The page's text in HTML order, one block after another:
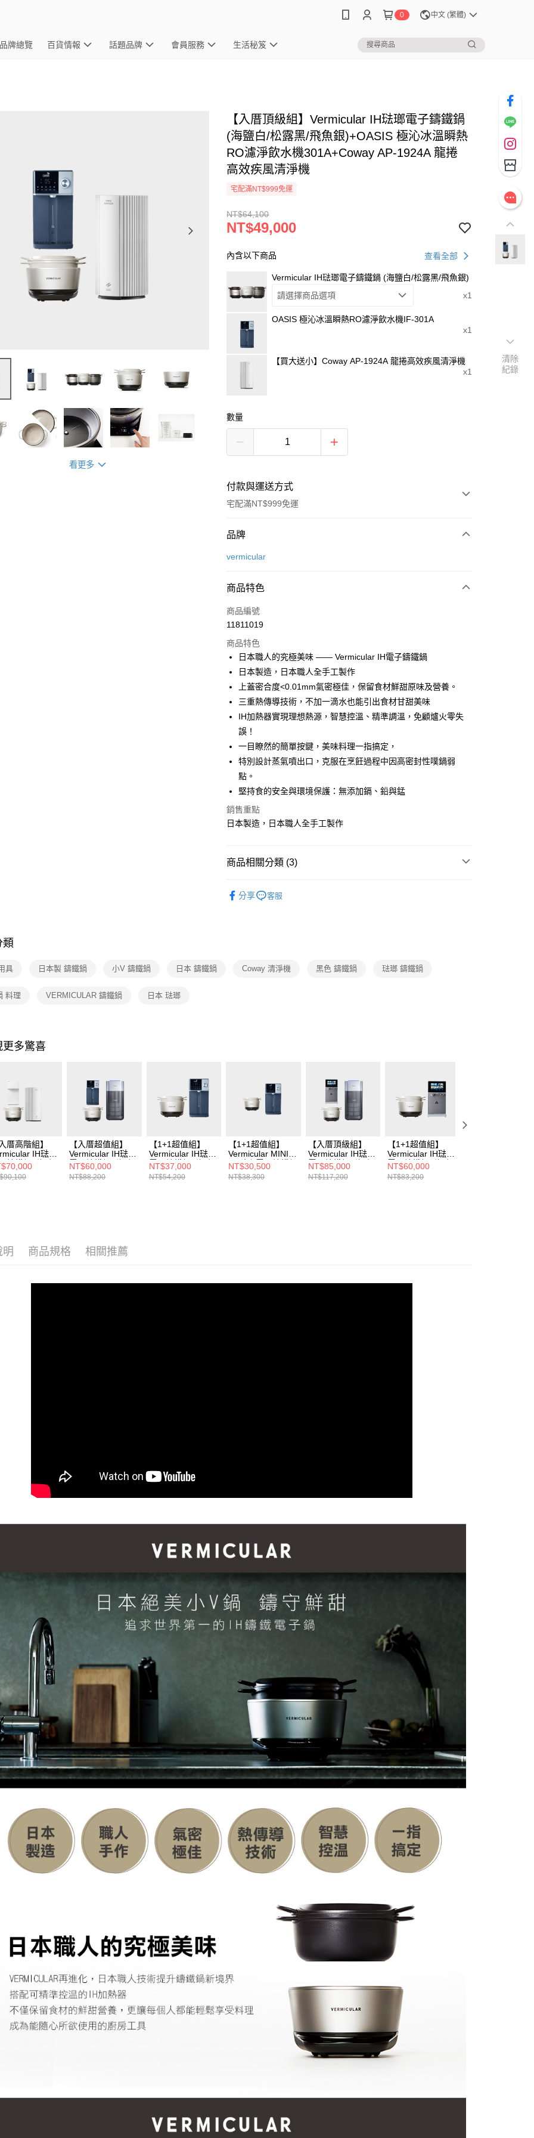
0 中文 (繁體)
品牌總覽 百貨情報 話題品牌 會員服務 生活秘笈
看更多
【入厝頂級組】Vermicular IH琺瑯電子鑄鐵鍋
(海鹽白/松露黑/飛魚銀)+OASIS 極沁冰溫瞬熱
RO濾淨飲水機301A+Coway AP-1924A 龍捲
高效疾風清淨機
宅配滿NT$999免運
NT$64,100
NT$49,000
內含以下商品 查看全部
Vermicular IH琺瑯電子鑄鐵鍋 (海鹽白/松露黑/飛魚銀)
請選擇商品選項
x1
OASIS 極沁冰溫瞬熱RO濾淨飲水機IF-301A
x1
【買大送小】Coway AP-1924A 龍捲高效疾風清淨機
x1
數量
付款與運送方式
宅配滿NT$999免運
付款方式
信用卡一次付款
合作金庫商業銀行
華南商業銀行
上海商業儲蓄銀行
國泰世華商業銀行
兆豐國際商業銀行
臺灣中小企業銀行
聯邦商業銀行
遠東國際商業銀行
元大商業銀行
永豐商業銀行
玉山商業銀行
星展（台灣）商業銀行
台新國際商業銀行
台灣樂天信用卡公司
6 期 0 利率 每期
華南商業銀行
上海商業儲蓄銀行
台北富邦商業銀行
國泰世華商業銀行
臺灣中小企業銀行
台中商業銀行
匯豐（台灣）商業銀行
華泰商業銀行
元大商業銀行
永豐商業銀行
玉山商業銀行
台新國際商業銀行
中國信託商業銀行
台灣樂天信用卡公司
即享券
LINE Pay
Apple Pay
街口支付
Google Pay
ATM付款
運送方式
宅配
每筆NT$100，滿NT$999(含以上)免運費
免運費
品牌
vermicular
商品特色
商品編號
11811019
商品特色
日本職人的究極美味 —— Vermicular IH電子鑄鐵鍋
日本製造，日本職人全手工製作
上蓋密合度<0.01mm氣密極佳，保留食材鮮甜原味及營養。
三重熱傳導技術，不加一滴水也能引出食材甘甜美味
IH加熱器實現理想熱源，智慧控溫、精準調溫，免顧爐火零失
誤！
一目瞭然的簡單按鍵，美味料理一指搞定，
特別設計蒸氣噴出口，克服在烹飪過程中因高密封性噗鍋弱
點。
堅持食的安全與環境保護：無添加鎘、鉛與錳
銷售重點
日本製造，日本職人全手工製作
商品相關分類 (3)
分享 客服
類
具 日本製 鑄鐵鍋 小V 鑄鐵鍋 日本 鑄鐵鍋 Coway 清淨機 黑色 鑄鐵鍋 琺瑯 鑄鐵鍋
料理 VERMICULAR 鑄鐵鍋 日本 琺瑯
更多驚喜
入厝高階組】
IH琺瑯
鑄鐵鍋 (海鹽
露黑/飛魚
冰溫瞬
【入厝超值組】
Vermicular IH琺瑯
電子鑄鐵鍋 (海鹽
白/松露黑/飛魚
銀)+OASIS 極沁冰
NT$60,000
NT$88,200
【1+1超值組】
Vermicular IH琺瑯
電子鑄鐵鍋 (海鹽
白/松露黑/飛魚
銀)+OASIS 極沁冰
NT$37,000
NT$54,200
【1+1超值組】
Vermicular MINI
IH 琺瑯電子鑄鐵鍋
(海鹽白/飛魚銀/松
露黑)+OASIS 極沁
NT$30,500
NT$38,300
【入厝頂級組】
Vermicular IH琺瑯
電子鑄鐵鍋 (海鹽
白/松露黑/飛魚
銀)+OASIS COVA
NT$85,000
NT$117,200
【1+1超值組】
Vermicular IH琺瑯
電子鑄鐵鍋 (海鹽
白/松露黑/飛魚
銀)+OASIS COVA
NT$60,000
NT$83,200
明 商品規格 相關推薦
清除
紀錄